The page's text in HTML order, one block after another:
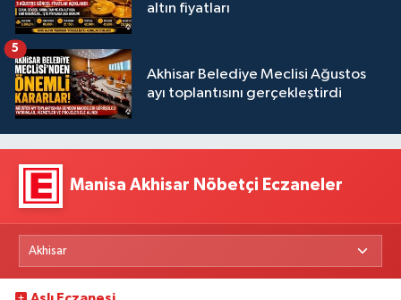
altın fiyatları
Akhisar Belediye Meclisi Ağustos
ayı toplantısını gerçekleştirdi
5
Manisa Akhisar Nöbetçi Eczaneler